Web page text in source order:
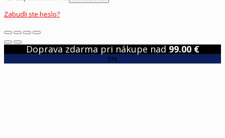
Zabudli ste heslo?
Doprava zdarma pri nákupe nad 99.00 €
0%